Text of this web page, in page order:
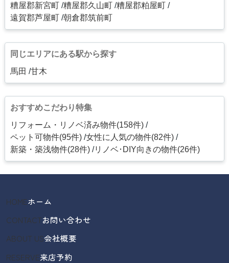
糟屋郡新宮町 糟屋郡久山町 糟屋郡粕屋町
遠賀郡芦屋町 朝倉郡筑前町
同じエリアにある駅から探す
馬田
甘木
おすすめこだわり特集
リフォーム・リノベ済み物件(158件)
ペット可物件(95件) 女性に人気の物件(82件)
新築・築浅物件(28件) リノベ･DIY向きの物件(26件)
HOMEホーム
CONTACTお問い合わせ
ABOUT US会社概要
RESERVE来店予約